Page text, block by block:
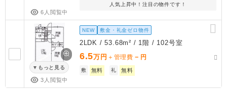
6人閲覧中
人気上昇中！注目の物件です！
もっと見る
3人閲覧中
NEW 敷金・礼金ゼロ物件
2LDK / 53.68m² / 1階 / 102号室
6.5万円 ＋管理費 － 円
敷 無料 礼 無料